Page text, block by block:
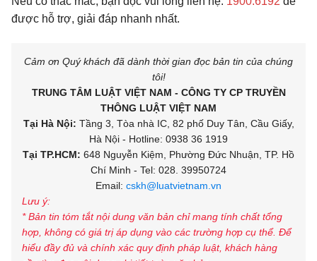
được hỗ trợ, giải đáp nhanh nhất.
Cảm ơn Quý khách đã dành thời gian đọc bản tin của chúng
tôi!
TRUNG TÂM LUẬT VIỆT NAM - CÔNG TY CP TRUYỀN
THÔNG LUẬT VIỆT NAM
Tại Hà Nội: Tầng 3, Tòa nhà IC, 82 phố Duy Tân, Cầu Giấy,
Hà Nội - Hotline: 0938 36 1919
Tại TP.HCM: 648 Nguyễn Kiệm, Phường Đức Nhuận, TP. Hồ
Chí Minh - Tel: 028. 39950724
Email: cskh@luatvietnam.vn
Lưu ý:
* Bản tin tóm tắt nội dung văn bản chỉ mang tính chất tổng
hợp, không có giá trị áp dụng vào các trường hợp cụ thể. Để
hiểu đầy đủ và chính xác quy định pháp luật, khách hàng